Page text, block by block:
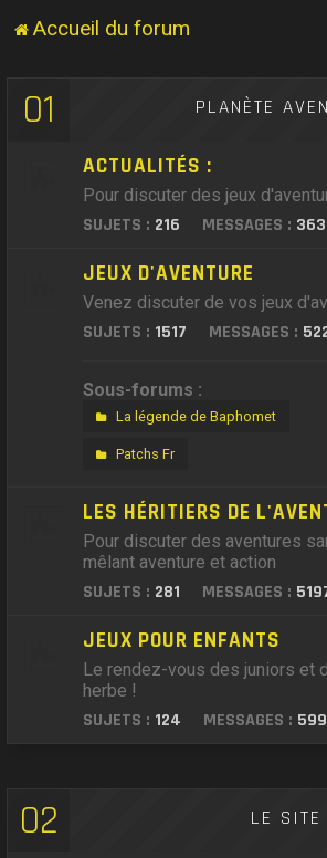
Accueil du forum
01 PLANÈTE
ACTUALITÉS :
Pour discuter des jeux
SUJETS : 216 MESSAGES :
JEUX D'AVENTURE
Venez discuter de vos jeux
SUJETS : 1517 MESSAGES :
Sous-forums :
La légende de Baphomet
Patchs Fr
LES HÉRITIERS DE
Pour discuter des aventures
mêlant aventure et action
SUJETS : 281 MESSAGES :
JEUX POUR ENFANTS
Le rendez-vous des juniors et
herbe !
SUJETS : 124 MESSAGES : 599
02 LE SITE